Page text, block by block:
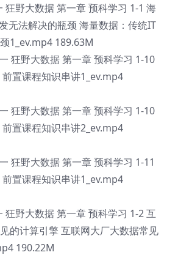
狂野大数据 第一章 预科学习 1-1 海
无法解决的瓶颈 海量数据：传统IT
1_ev.mp4 189.63M
狂野大数据 第一章 预科学习 1-10
置课程知识串讲1_ev.mp4
狂野大数据 第一章 预科学习 1-10
置课程知识串讲2_ev.mp4
狂野大数据 第一章 预科学习 1-11
置课程知识串讲1_ev.mp4
狂野大数据 第一章 预科学习 1-2 互
的计算引擎 互联网大厂大数据常见
190.22M